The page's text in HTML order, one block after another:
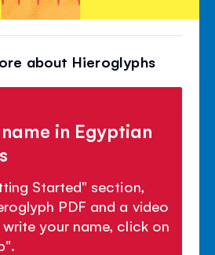
about Hieroglyphs
in Egyptian
Started" section,
PDF and a video
your name, click on